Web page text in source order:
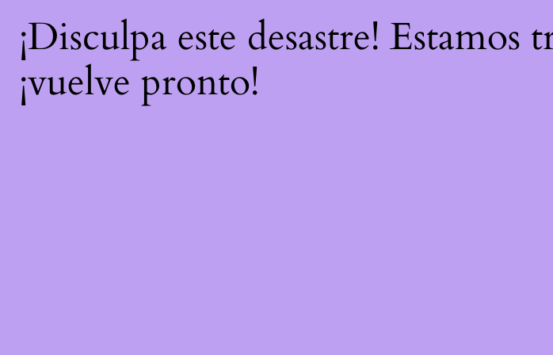
¡Disculpa este desastre!
¡vuelve pronto!